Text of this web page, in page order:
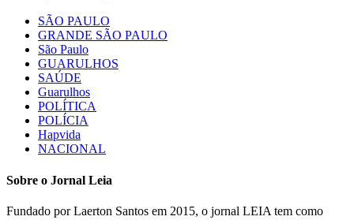
SÃO PAULO
GRANDE SÃO PAULO
São Paulo
GUARULHOS
SAÚDE
Guarulhos
POLÍTICA
POLÍCIA
Hapvida
NACIONAL
Sobre o Jornal Leia
Fundado por Laerton Santos em 2015, o jornal LEIA tem como